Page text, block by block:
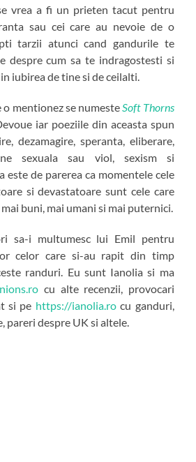
vrea a fi un prieten tacut pentru
sau cei care au nevoie de o
tarzii atunci cand gandurile te
despre cum sa te indragostesti si
iubirea de tine si de ceilalti.
mentionez se numeste Soft Thorns
iar poeziile din aceasta spun
dezamagire, speranta, eliberare,
sexuala sau viol, sexism si
este de parerea ca momentele cele
si devastatoare sunt cele care
buni, mai umani si mai puternici.
sa-i multumesc lui Emil pentru
celor care si-au rapit din timp
randuri. Eu sunt Ianolia si ma
cu alte recenzii, provocari
si pe https://ianolia.rocu ganduri,
pareri despre UK si altele.